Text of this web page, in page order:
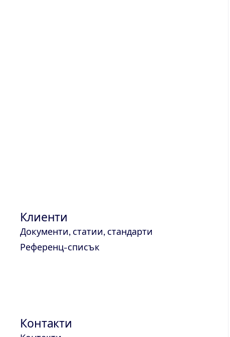
Клиенти
Документи, статии, стандарти
Референц-списък
Контакти
КОНТАКТИ - ОФИС СОФИЯ
ТЮФ НОРД България ЕООД, ул. Фредерик Жолио Кюри